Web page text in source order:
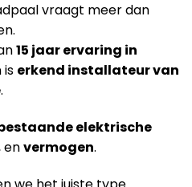
vraagt meer dan
15 jaar ervaring in
is erkend installateur van
.
elektrische
envermogen.